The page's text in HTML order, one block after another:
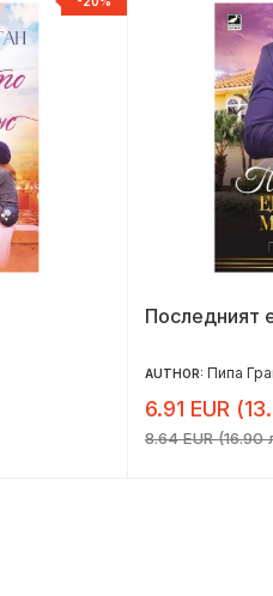
Последният
AUTHOR: Пипа
6.91 EUR
8.64 EUR (16.90